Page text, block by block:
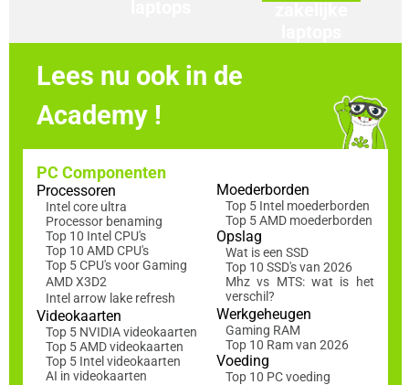
Lees nu ook in de
Academy !
PC Componenten
Processoren
Intel core ultra
Processor benaming
Top 10 Intel CPU's
Top 10 AMD CPU's
Top 5 CPU's voor Gaming
AMD X3D2
Intel arrow lake refresh
Videokaarten
Top 5 NVIDIA videokaarten
Top 5 AMD videokaarten
Top 5 Intel videokaarten
AI in videokaarten
Moederborden
Top 5 Intel moederborden
Top 5 AMD moederborden
Opslag
Wat is een SSD
Top 10 SSD's van 2026
Mhz vs MTS: wat is het
verschil?
Werkgeheugen
Gaming RAM
Top 10 Ram van 2026
Voeding
Top 10 PC voeding